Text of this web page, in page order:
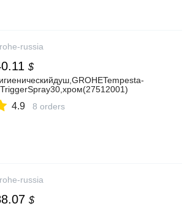
russia
$
4.9 8 orders
russia
$